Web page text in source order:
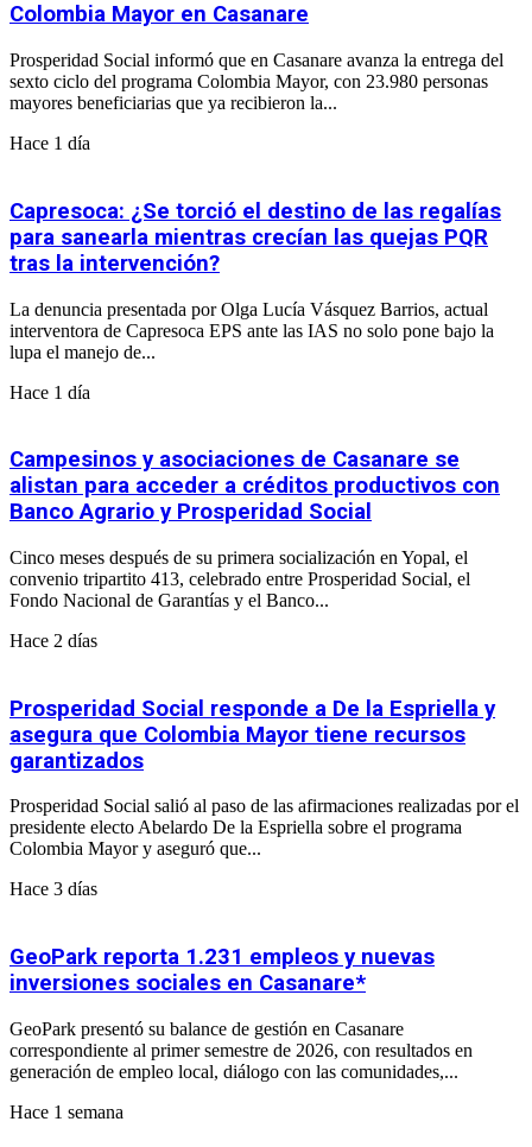
Colombia Mayor en Casanare
Prosperidad Social informó que en Casanare avanza la entrega del
sexto ciclo del programa Colombia Mayor, con 23.980 personas
mayores beneficiarias que ya recibieron la...
Hace 1 día
Capresoca: ¿Se torció el destino de las regalías
para sanearla mientras crecían las quejas PQR
tras la intervención?
La denuncia presentada por Olga Lucía Vásquez Barrios, actual
interventora de Capresoca EPS ante las IAS no solo pone bajo la
lupa el manejo de...
Hace 1 día
Campesinos y asociaciones de Casanare se
alistan para acceder a créditos productivos con
Banco Agrario y Prosperidad Social
Cinco meses después de su primera socialización en Yopal, el
convenio tripartito 413, celebrado entre Prosperidad Social, el
Fondo Nacional de Garantías y el Banco...
Hace 2 días
Prosperidad Social responde a De la Espriella y
asegura que Colombia Mayor tiene recursos
garantizados
Prosperidad Social salió al paso de las afirmaciones realizadas por el
presidente electo Abelardo De la Espriella sobre el programa
Colombia Mayor y aseguró que...
Hace 3 días
GeoPark reporta 1.231 empleos y nuevas
inversiones sociales en Casanare*
GeoPark presentó su balance de gestión en Casanare
correspondiente al primer semestre de 2026, con resultados en
generación de empleo local, diálogo con las comunidades,...
Hace 1 semana